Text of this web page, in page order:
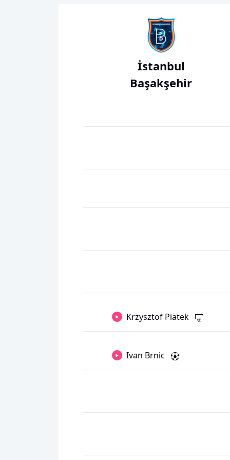
İstanbul
Başakşehir
Krzysztof Piatek
Ivan Brnic